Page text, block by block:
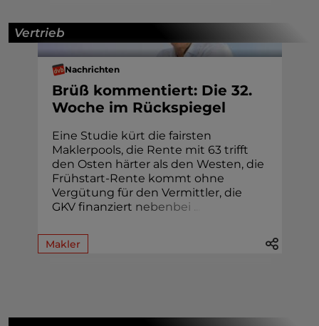
Vertrieb
Nachrichten
Brüß kommentiert: Die 32.
Woche im Rückspiegel
Eine Studie kürt die fairsten
Maklerpools, die Rente mit 63 trifft
den Osten härter als den Westen, die
Frühstart-Rente kommt ohne
Vergütung für den Vermittler, die
GKV finanziert nebenbei
Makler